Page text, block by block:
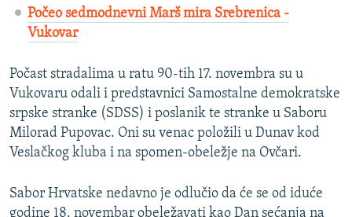
Počeo sedmodnevni Marš mira Srebrenica -
Vukovar
Počast stradalima u ratu 90-tih 17. novembra su u
Vukovaru odali i predstavnici Samostalne demokratske
srpske stranke (SDSS) i poslanik te stranke u Saboru
Milorad Pupovac. Oni su venac položili u Dunav kod
Veslačkog kluba i na spomen-obeležje na Ovčari.
Sabor Hrvatske nedavno je odlučio da će se od iduće
godine 18. novembar obeležavati kao Dan sećanja na